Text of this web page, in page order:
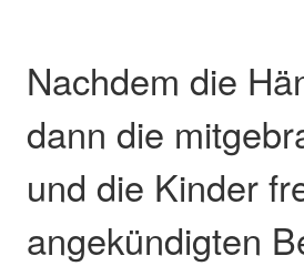
Nachdem die
dann die
und die Kinder
angekündigten